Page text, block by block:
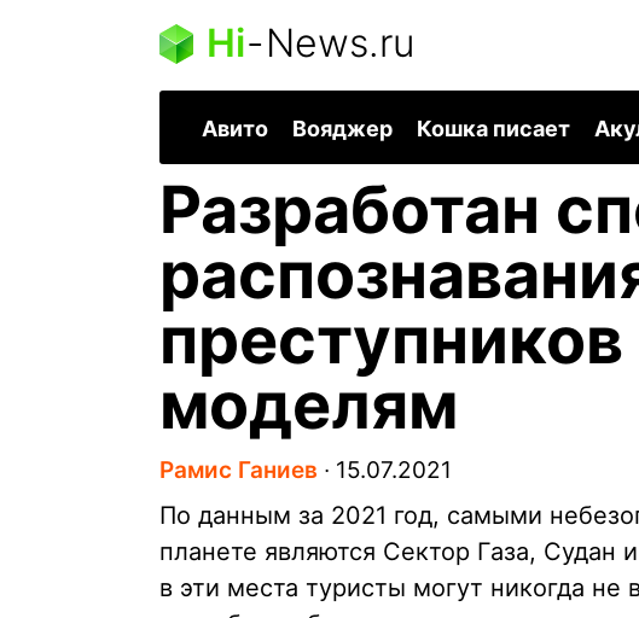
Hi-News.ru
Авито Вояджер Кошка писает
Разработан
моделям
Рамис Ганиев ∙ 15.07.2021
По данным за 2021 год, самыми
планете являются Сектор Газа, Судан
в эти места туристы могут никогда не